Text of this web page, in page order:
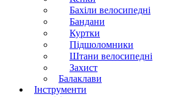
Бахіли велосипедні
Бандани
Куртки
Підшоломники
Штани велосипедні
Захист
Балаклави
Інструменти